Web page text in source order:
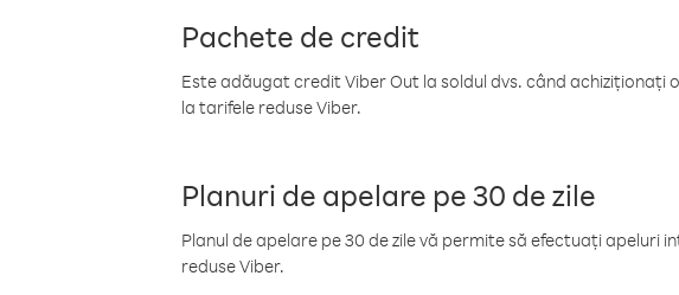
Pachete de credit
Este adăugat credit Viber Out la soldul dvs. când
la tarifele reduse Viber.
Planuri de apelare pe 30 de zile
Planul de apelare pe 30 de zile vă permite să efectuați
reduse Viber.